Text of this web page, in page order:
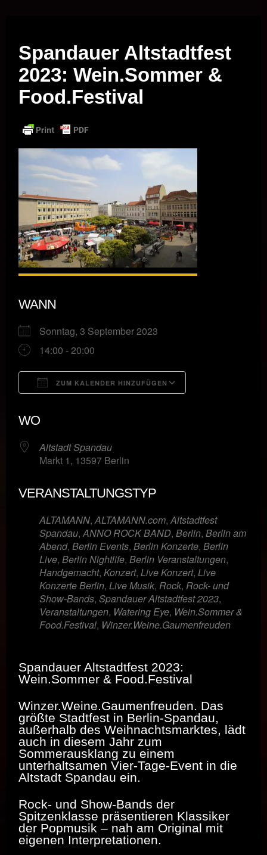
Spandauer Altstadtfest
2023: Wein.Sommer &
Food.Festival
WANN
Sonntag, 3 September 2023
14:00 - 20:00
ZUM KALENDER HINZUFÜGEN
WO
Altstadt Spandau
Markt 1, 13597 Berlin
VERANSTALTUNGSTYP
ALTAMANN,ALTAMANN.com,Altstadtfest
Spandau,ANNO ROCK BAND, Berlin, Berlin am
Abend, Berlin Events, Berlin Konzerte, Berlin
Live, Berlin Nightlife, Berlin Veranstaltungen,
Handgemacht, Konzert, Live Konzert, Live
Konzerte Berlin, Live Musik, Rock, Rock- und
Show-Bands, Spandauer Altstadtfest 2023,
Veranstaltungen, Watering Eye, Wein.Sommer &
Food.Festival, Winzer.Weine.Gaumenfreuden
Spandauer Altstadtfest 2023:
Wein.Sommer & Food.Festival
Winzer.Weine.Gaumenfreuden. Das
größte Stadtfest in Berlin-Spandau,
außerhalb des Weihnachtsmarktes, lädt
auch in diesem Jahr zum
Sommerausklang zu einem
unterhaltsamen Vier-Tage-Event in die
Altstadt Spandau ein.
Rock- und Show-Bands der
Spitzenklasse präsentieren Klassiker
der Popmusik – nah am Original mit
eigenen Interpretationen.